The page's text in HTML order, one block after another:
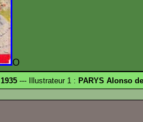
O
1935 --- Illustrateur 1 : PARYS Alonso de